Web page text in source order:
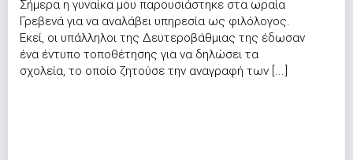
Σήμερα η γυναίκα μου παρουσιάστηκε στα ωραία
Γρεβενά για να αναλάβει υπηρεσία ως φιλόλογος.
Εκεί, οι υπάλληλοι της Δευτεροβάθμιας της έδωσαν
ένα έντυπο τοποθέτησης για να δηλώσει τα
σχολεία, το οποίο ζητούσε την αναγραφή των [...]